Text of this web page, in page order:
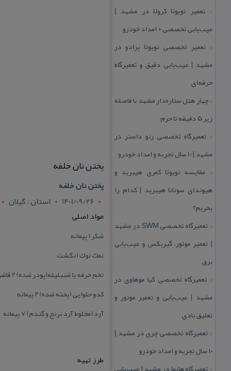
:: تعمیر تویوتا كرولا در مشهد |
عیب‌یابی تخصصی + امداد خودرو
:: تعمیر تخصصی تویوتا پرادو در
مشهد | عیب‌یابی دقیق و تعمیرگاه
حرفه‌ای
::چهار هتل‌ ستاره‌دار مشهد با فاصله
زیر 5 دقیقه تا حرم
:: تعمیرگاه تخصصی رنو داستر در
مشهد | ۱۰ سال تجربه و امداد خودرو
:: مقایسه تویوتا كمری هیبرید و
هیوندای سوناتا هیبرید | كدام را
بخریم؟
::
تعمیرگاه تخصصی SWM در مشهد
| تعمیر موتور، گیربكس و عیب‌یابی
برق
:: تعمیرگاه تخصصی كیا موهاوی در
مشهد | عیب‌یابی و تعمیر موتور و
تعلیق بادی
:: تعمیرگاه تخصصی چری در مشهد |
۱۰ سال تجربه و امداد خودرو
پختن نان خلفه
پختن نان خلفه
1401/09/26
استان : گيلان
مواد اصلی
شكر ۱ پیمانه
نمك نوك انگشت
تخم خرفه یا شنبلیله(پودر شده) ۲ قاشق غذا خوری
كدو حلوایی (پخته شده) ۲ پیمانه
آرد (مخلوط آرد برنج و گندم) ۷ پیمانه
طرز تهیه